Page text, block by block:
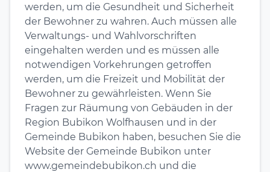
werden, um die Gesundheit und Sicherheit
der Bewohner zu wahren. Auch müssen alle
Verwaltungs- und Wahlvorschriften
eingehalten werden und es müssen alle
notwendigen Vorkehrungen getroffen
werden, um die Freizeit und Mobilität der
Bewohner zu gewährleisten. Wenn Sie
Fragen zur Räumung von Gebäuden in der
Region Bubikon Wolfhausen und in der
Gemeinde Bubikon haben, besuchen Sie die
Website der Gemeinde Bubikon unter
www.gemeindebubikon.ch und die